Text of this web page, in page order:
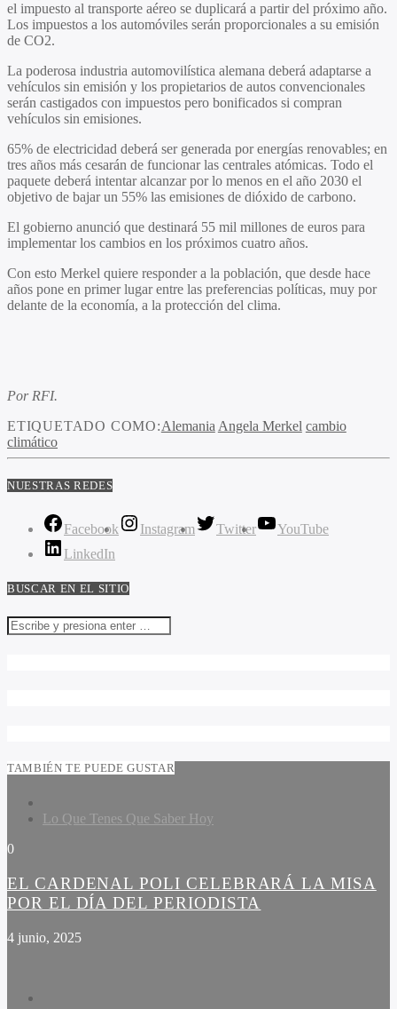
el impuesto al transporte aéreo se duplicará a partir del próximo año.
Los impuestos a los automóviles serán proporcionales a su emisión
de CO2.
La poderosa industria automovilística alemana deberá adaptarse a
vehículos sin emisión y los propietarios de autos convencionales
serán castigados con impuestos pero bonificados si compran
vehículos sin emisiones.
65% de electricidad deberá ser generada por energías renovables; en
tres años más cesarán de funcionar las centrales atómicas. Todo el
paquete deberá intentar alcanzar por lo menos en el año 2030 el
objetivo de bajar un 55% las emisiones de dióxido de carbono.
El gobierno anunció que destinará 55 mil millones de euros para
implementar los cambios en los próximos cuatro años.
Con esto Merkel quiere responder a la población, que desde hace
años pone en primer lugar entre las preferencias políticas, muy por
delante de la economía, a la protección del clima.
Por RFI.
ETIQUETADO COMO:Alemania Angela Merkel cambio
climático
NUESTRAS REDES
Facebook Instagram Twitter
YouTube
LinkedIn
BUSCAR EN EL SITIO
TAMBIÉN TE PUEDE GUSTAR
Lo Que Tenes Que Saber Hoy
0
EL CARDENAL POLI CELEBRARÁ LA MISA
POR EL DÍA DEL PERIODISTA
4 junio, 2025